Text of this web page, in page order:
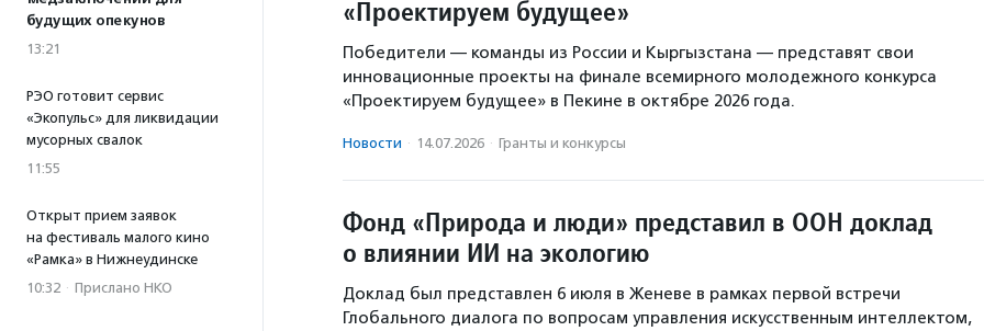
будущих опекунов
13:21
РЭО готовит сервис
«Экопульс» для ликвидации
мусорных свалок
11:55
Открыт прием заявок
на фестиваль малого кино
«Рамка» в Нижнеудинске
10:32 · Прислано НКО
«Проектируем будущее»
Победители — команды из России и Кыргызстана — представят свои
инновационные проекты на финале всемирного молодежного конкурса
«Проектируем будущее» в Пекине в октябре 2026 года.
Новости · 14.07.2026 · Гранты и конкурсы
Фонд «Природа и люди» представил в ООН доклад
о влиянии ИИ на экологию
Доклад был представлен 6 июля в Женеве в рамках первой встречи
Глобального диалога по вопросам управления искусственным интеллектом,